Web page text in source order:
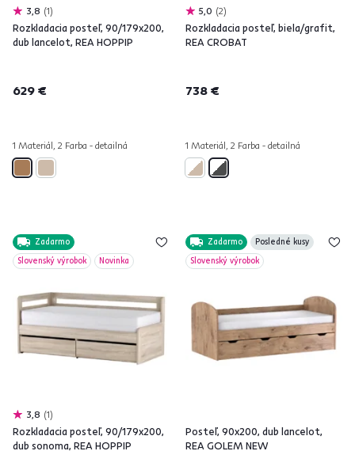
3,8 1
Rozkladacia posteľ, 90/179x200,
dub lancelot, REA HOPPIP
629 €
1 Materiál, 2 Farba - detailná
5,0 2
Rozkladacia posteľ, biela/grafit,
REA CROBAT
738 €
1 Materiál, 2 Farba - detailná
Zadarmo
Slovenský výrobok
Novinka
3,8 1
Rozkladacia posteľ, 90/179x200,
dub sonoma, REA HOPPIP
Zadarmo
Posledné kusy
Slovenský výrobok
Posteľ, 90x200, dub lancelot,
REA GOLEM NEW